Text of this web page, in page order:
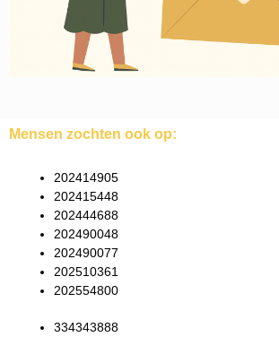
Mensen zochten ook op:
202414905
202415448
202444688
202490048
202490077
202510361
202554800
334343888